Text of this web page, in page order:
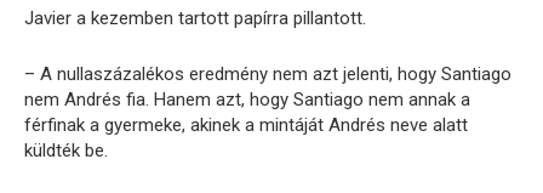
Javier a kezemben tartott papírra pillantott.
– A nullaszázalékos eredmény nem azt jelenti, hogy Santiago
nem Andrés fia. Hanem azt, hogy Santiago nem annak a
férfinak a gyermeke, akinek a mintáját Andrés neve alatt
küldték be.